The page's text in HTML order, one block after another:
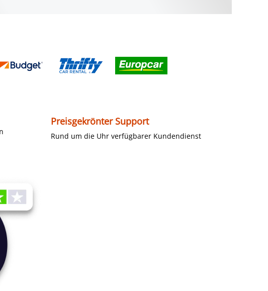
Preisgekrönter Support
Rund um die Uhr verfügbarer Kundendienst